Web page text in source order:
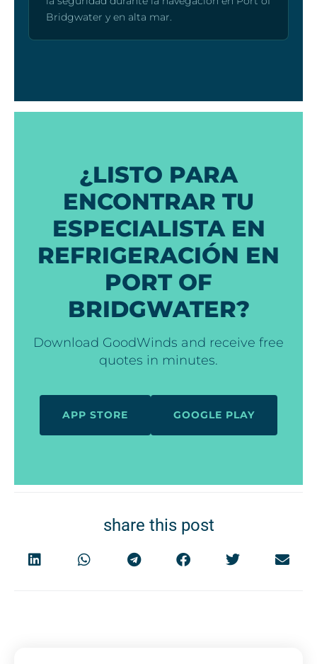
Bridgwater y en alta mar.
¿LISTO PARA
ENCONTRAR TU
ESPECIALISTA EN
REFRIGERACIÓN EN
PORT OF
BRIDGWATER?
Download GoodWinds and receive free
quotes in minutes.
APP STORE GOOGLE PLAY
share this post